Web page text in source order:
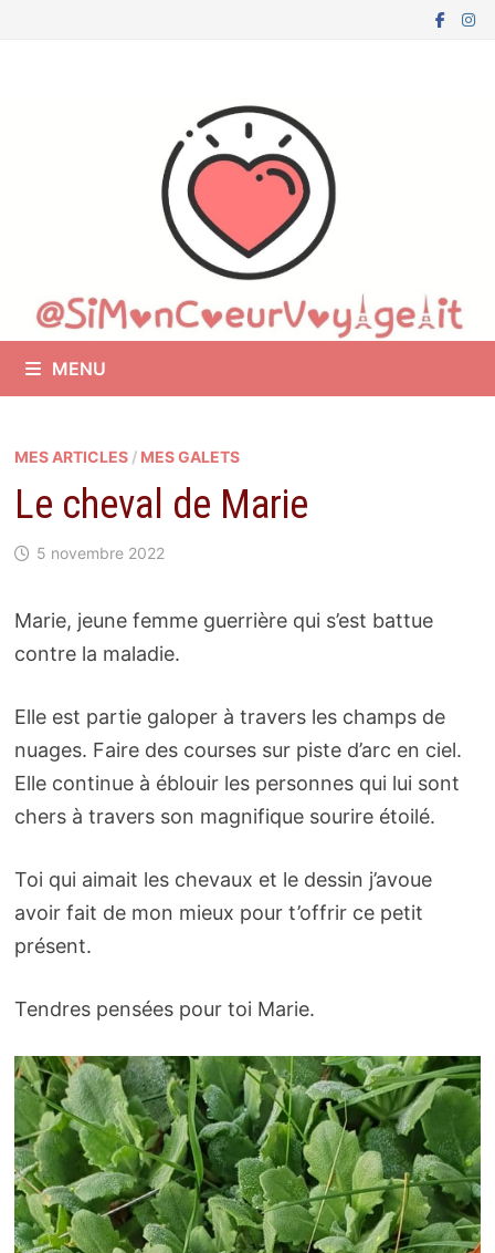
MENU
MES ARTICLES/ MES GALETS
Le cheval de Marie
5 novembre 2022
Marie, jeune femme guerrière qui s’est battue
contre la maladie.
Elle est partie galoper à travers les champs de
nuages. Faire des courses sur piste d’arc en ciel.
Elle continue à éblouir les personnes qui lui sont
chers à travers son magnifique sourire étoilé.
Toi qui aimait les chevaux et le dessin j’avoue
avoir fait de mon mieux pour t’offrir ce petit
présent.
Tendres pensées pour toi Marie.